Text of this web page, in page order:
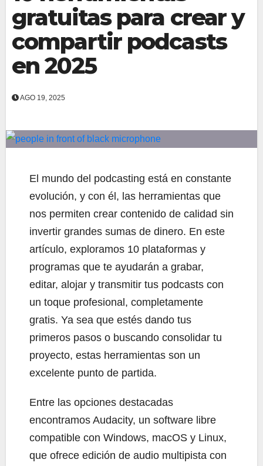
gratuitas para crear y
compartir podcasts
en 2025
AGO 19, 2025
El mundo del podcasting está en constante
evolución, y con él, las herramientas que
nos permiten crear contenido de calidad sin
invertir grandes sumas de dinero. En este
artículo, exploramos 10 plataformas y
programas que te ayudarán a grabar,
editar, alojar y transmitir tus podcasts con
un toque profesional, completamente
gratis. Ya sea que estés dando tus
primeros pasos o buscando consolidar tu
proyecto, estas herramientas son un
excelente punto de partida.
Entre las opciones destacadas
encontramos Audacity, un software libre
compatible con Windows, macOS y Linux,
que ofrece edición de audio multipista con